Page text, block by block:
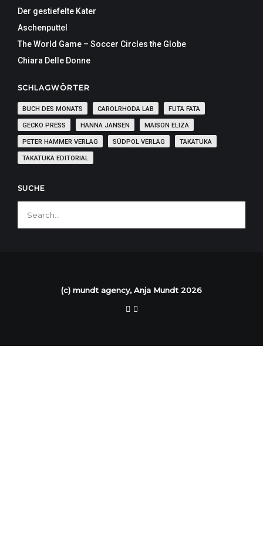
Der gestiefelte Kater
Aschenputtel
The World Game – Soccer Circles the Globe
Chiara Delle Donne
SCHLAGWÖRTER
BUCH DES MONATS CAROLRHODA LAB FUTA FATA
GECKO PRESS HANNA JANSEN MAISON ELIZA
PETER HAMMER VERLAG SÜDPOL VERLAG TAKATUKA
TAKATUKA EDITORIAL
SUCHE
(c) mundt agency, Anja Mundt 2026